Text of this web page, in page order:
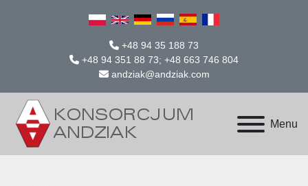
+48 94 35 188 73
+48 94 351 88 73; +48 663 746 804
andziak@andziak.com
Menu